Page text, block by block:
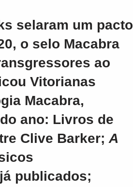
selaram um pacto
o selo Macabra
ao
Vitorianas
Macabra,
ano: Livros de
Clive Barker;A
publicados;